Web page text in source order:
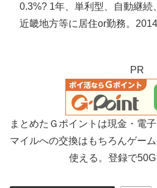
0.3%? 1年、単利型、自動継続
近畿地方等に居住or勤務。2014
PR
まとめたＧポイントは現金・電
マイルへの交換はもちろんゲー
使える。登録で50G